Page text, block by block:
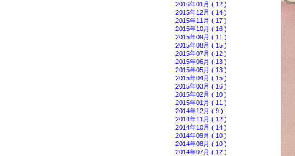
2016年01月 ( 12 )
2015年12月 ( 14 )
2015年11月 ( 17 )
2015年10月 ( 16 )
2015年09月 ( 11 )
2015年08月 ( 15 )
2015年07月 ( 12 )
2015年06月 ( 13 )
2015年05月 ( 13 )
2015年04月 ( 15 )
2015年03月 ( 16 )
2015年02月 ( 10 )
2015年01月 ( 11 )
2014年12月 ( 9 )
2014年11月 ( 12 )
2014年10月 ( 14 )
2014年09月 ( 10 )
2014年08月 ( 10 )
2014年07月 ( 12 )